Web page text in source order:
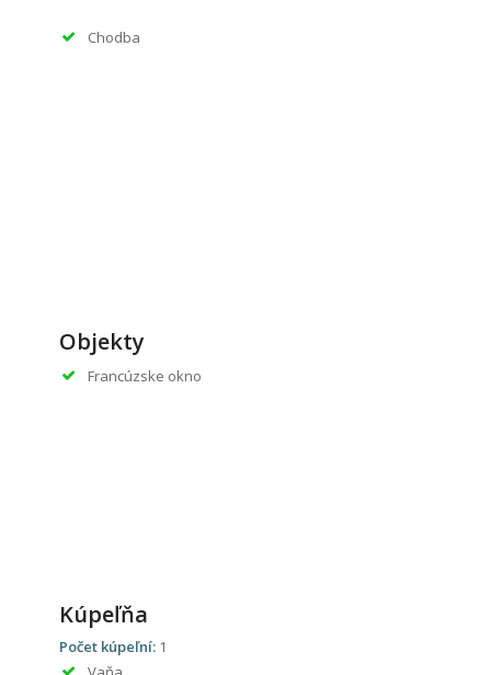
Chodba
Objekty
Francúzske okno
Kúpeľňa
Počet kúpeľní: 1